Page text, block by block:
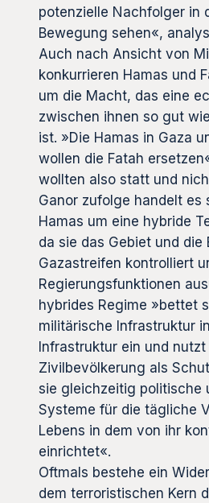
potenzielle Nachfolger in
Bewegung sehen«,
Auch nach Ansicht von
konkurrieren Hamas und
um die Macht, das eine
zwischen ihnen so gut
ist. »Die Hamas in Gaza
wollen die Fatah
wollten also statt und
Ganor zufolge handelt es
Hamas um eine hybride
da sie das Gebiet und die
Gazastreifen kontrolliert
Regierungsfunktionen
hybrides Regime »bettet
militärische Infrastruktur
Infrastruktur ein und nutzt
Zivilbevölkerung als
sie gleichzeitig politische
Systeme für die tägliche
Lebens in dem von ihr
einrichtet«.
Oftmals bestehe ein
dem terroristischen Kern